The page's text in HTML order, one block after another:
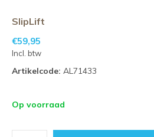
SlipLift
€59,95
Incl. btw
Artikelcode: AL71433
Op voorraad